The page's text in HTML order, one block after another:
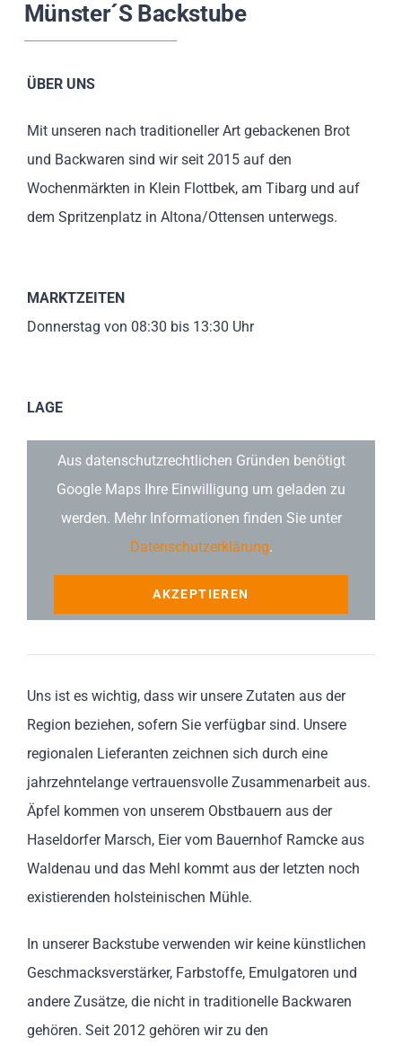
Impressionen
Münster´s Backstube
ÜBER UNS
Mit unseren nach traditioneller Art gebackenen Brot
und Backwaren sind wir seit 2015 auf den
Wochenmärkten in Klein Flottbek, am Tibarg und auf
dem Spritzenplatz in Altona/Ottensen unterwegs.
MARKTZEITEN
Donnerstag von 08:30 bis 13:30 Uhr
LAGE
Aus datenschutzrechtlichen Gründen benötigt
Google Maps Ihre Einwilligung um geladen zu
werden. Mehr Informationen finden Sie unter
Datenschutzerklärung.
AKZEPTIEREN
Uns ist es wichtig, dass wir unsere Zutaten aus der
Region beziehen, sofern Sie verfügbar sind. Unsere
regionalen Lieferanten zeichnen sich durch eine
jahrzehntelange vertrauensvolle Zusammenarbeit aus.
Äpfel kommen von unserem Obstbauern aus der
Haseldorfer Marsch, Eier vom Bauernhof Ramcke aus
Waldenau und das Mehl kommt aus der letzten noch
existierenden holsteinischen Mühle.
In unserer Backstube verwenden wir keine künstlichen
Geschmacksverstärker, Farbstoffe, Emulgatoren und
andere Zusätze, die nicht in traditionelle Backwaren
gehören. Seit 2012 gehören wir zu den